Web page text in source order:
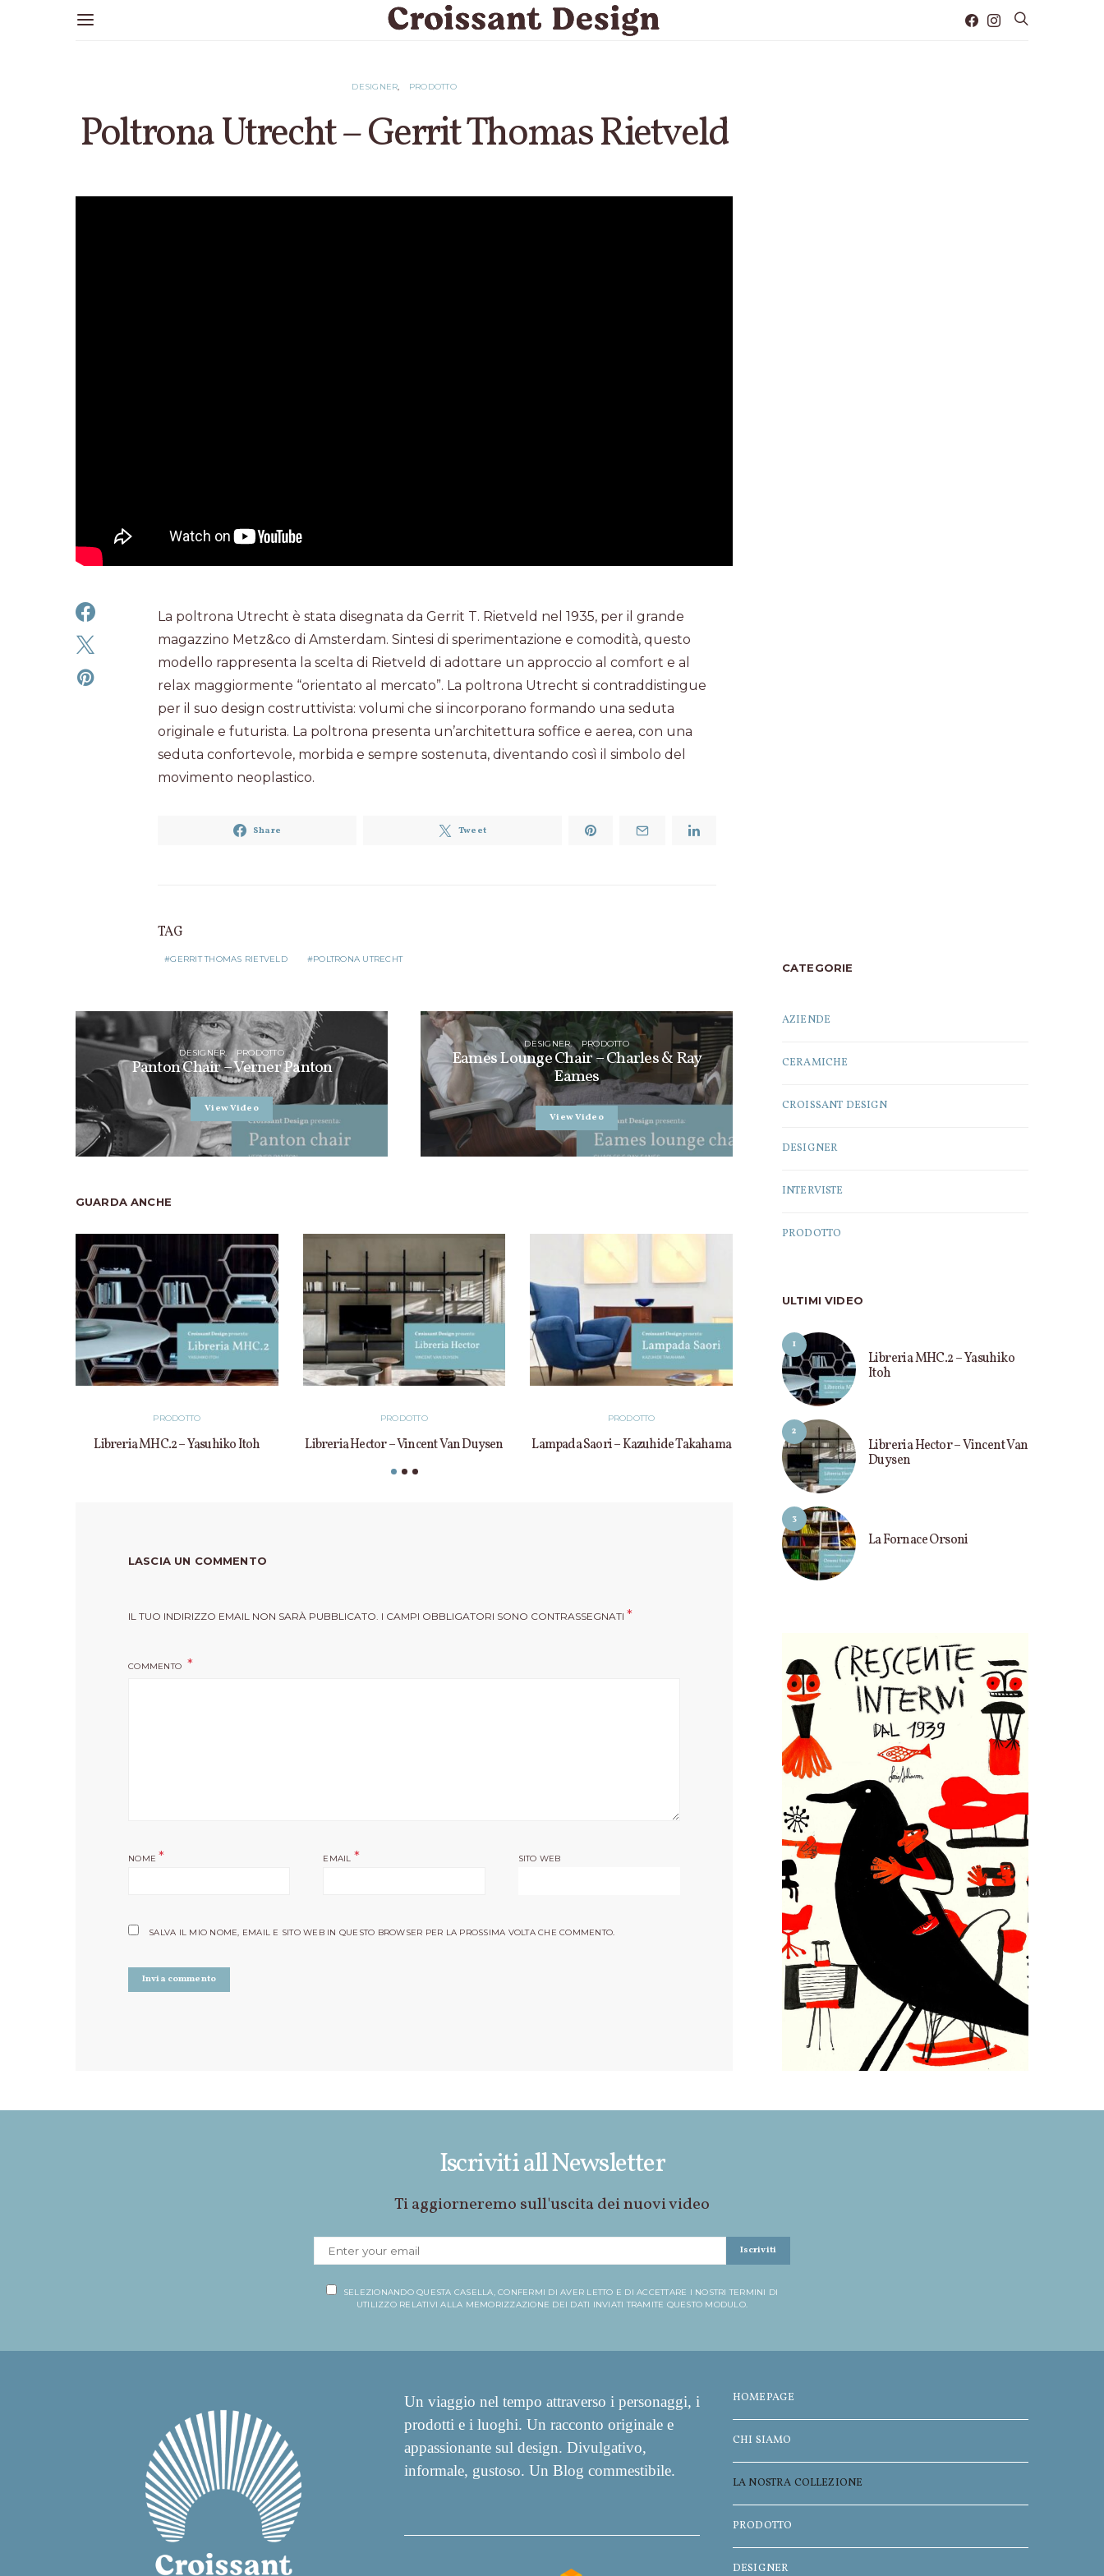
DESIGNER PRODOTTO
Poltrona Utrecht – Gerrit Thomas Rietveld
La poltrona Utrecht è stata disegnata da Gerrit T. Rietveld nel 1935, per il grande
magazzino Metz&co di Amsterdam. Sintesi di sperimentazione e comodità, questo
modello rappresenta la scelta di Rietveld di adottare un approccio al comfort e al
relax maggiormente “orientato al mercato”. La poltrona Utrecht si contraddistingue
per il suo design costruttivista: volumi che si incorporano formando una seduta
originale e futurista. La poltrona presenta un’architettura soffice e aerea, con una
seduta confortevole, morbida e sempre sostenuta, diventando così il simbolo del
movimento neoplastico.
Share Tweet
TAG
GERRIT THOMAS RIETVELD POLTRONA UTRECHT
DESIGNER PRODOTTO
Panton Chair – Verner Panton
View Video
DESIGNER PRODOTTO
Eames Lounge Chair – Charles & Ray
Eames
View Video
GUARDA ANCHE
PRODOTTO
Libreria MHC.2 – Yasuhiko Itoh
PRODOTTO
Libreria Hector – Vincent Van Duysen
PRODOTTO
Lampada Saori – Kazuhide Takahama Tavolo LessLess – Jean Nouvel
Mobile Bramante
LASCIA UN COMMENTO
IL TUO INDIRIZZO EMAIL NON SARÀ PUBBLICATO. I CAMPI OBBLIGATORI SONO CONTRASSEGNATI *
COMMENTO
NOME* EMAIL * SITO WEB
SALVA IL MIO NOME, EMAIL E SITO WEB IN QUESTO BROWSER PER LA PROSSIMA VOLTA CHE COMMENTO.
CATEGORIE
AZIENDE
CERAMICHE
CROISSANT DESIGN
DESIGNER
INTERVISTE
PRODOTTO
ULTIMI VIDEO
1
Libreria MHC.2 – Yasuhiko
Itoh
2
Libreria Hector – Vincent Van
Duysen
3
La Fornace Orsoni
Iscriviti all Newsletter
Ti aggiorneremo sull'uscita dei nuovi video
Iscriviti
SELEZIONANDO QUESTA CASELLA, CONFERMI DI AVER LETTO E DI ACCETTARE I NOSTRI TERMINI DI
UTILIZZO RELATIVI ALLA MEMORIZZAZIONE DEI DATI INVIATI TRAMITE QUESTO MODULO.
Un viaggio nel tempo attraverso i personaggi, i
prodotti e i luoghi. Un racconto originale e
appassionante sul design. Divulgativo,
informale, gustoso. Un Blog commestibile.
HOMEPAGE
CHI SIAMO
LA NOSTRA COLLEZIONE
PRODOTTO
DESIGNER